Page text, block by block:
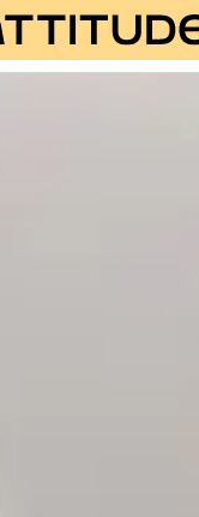
Equipaggiamento